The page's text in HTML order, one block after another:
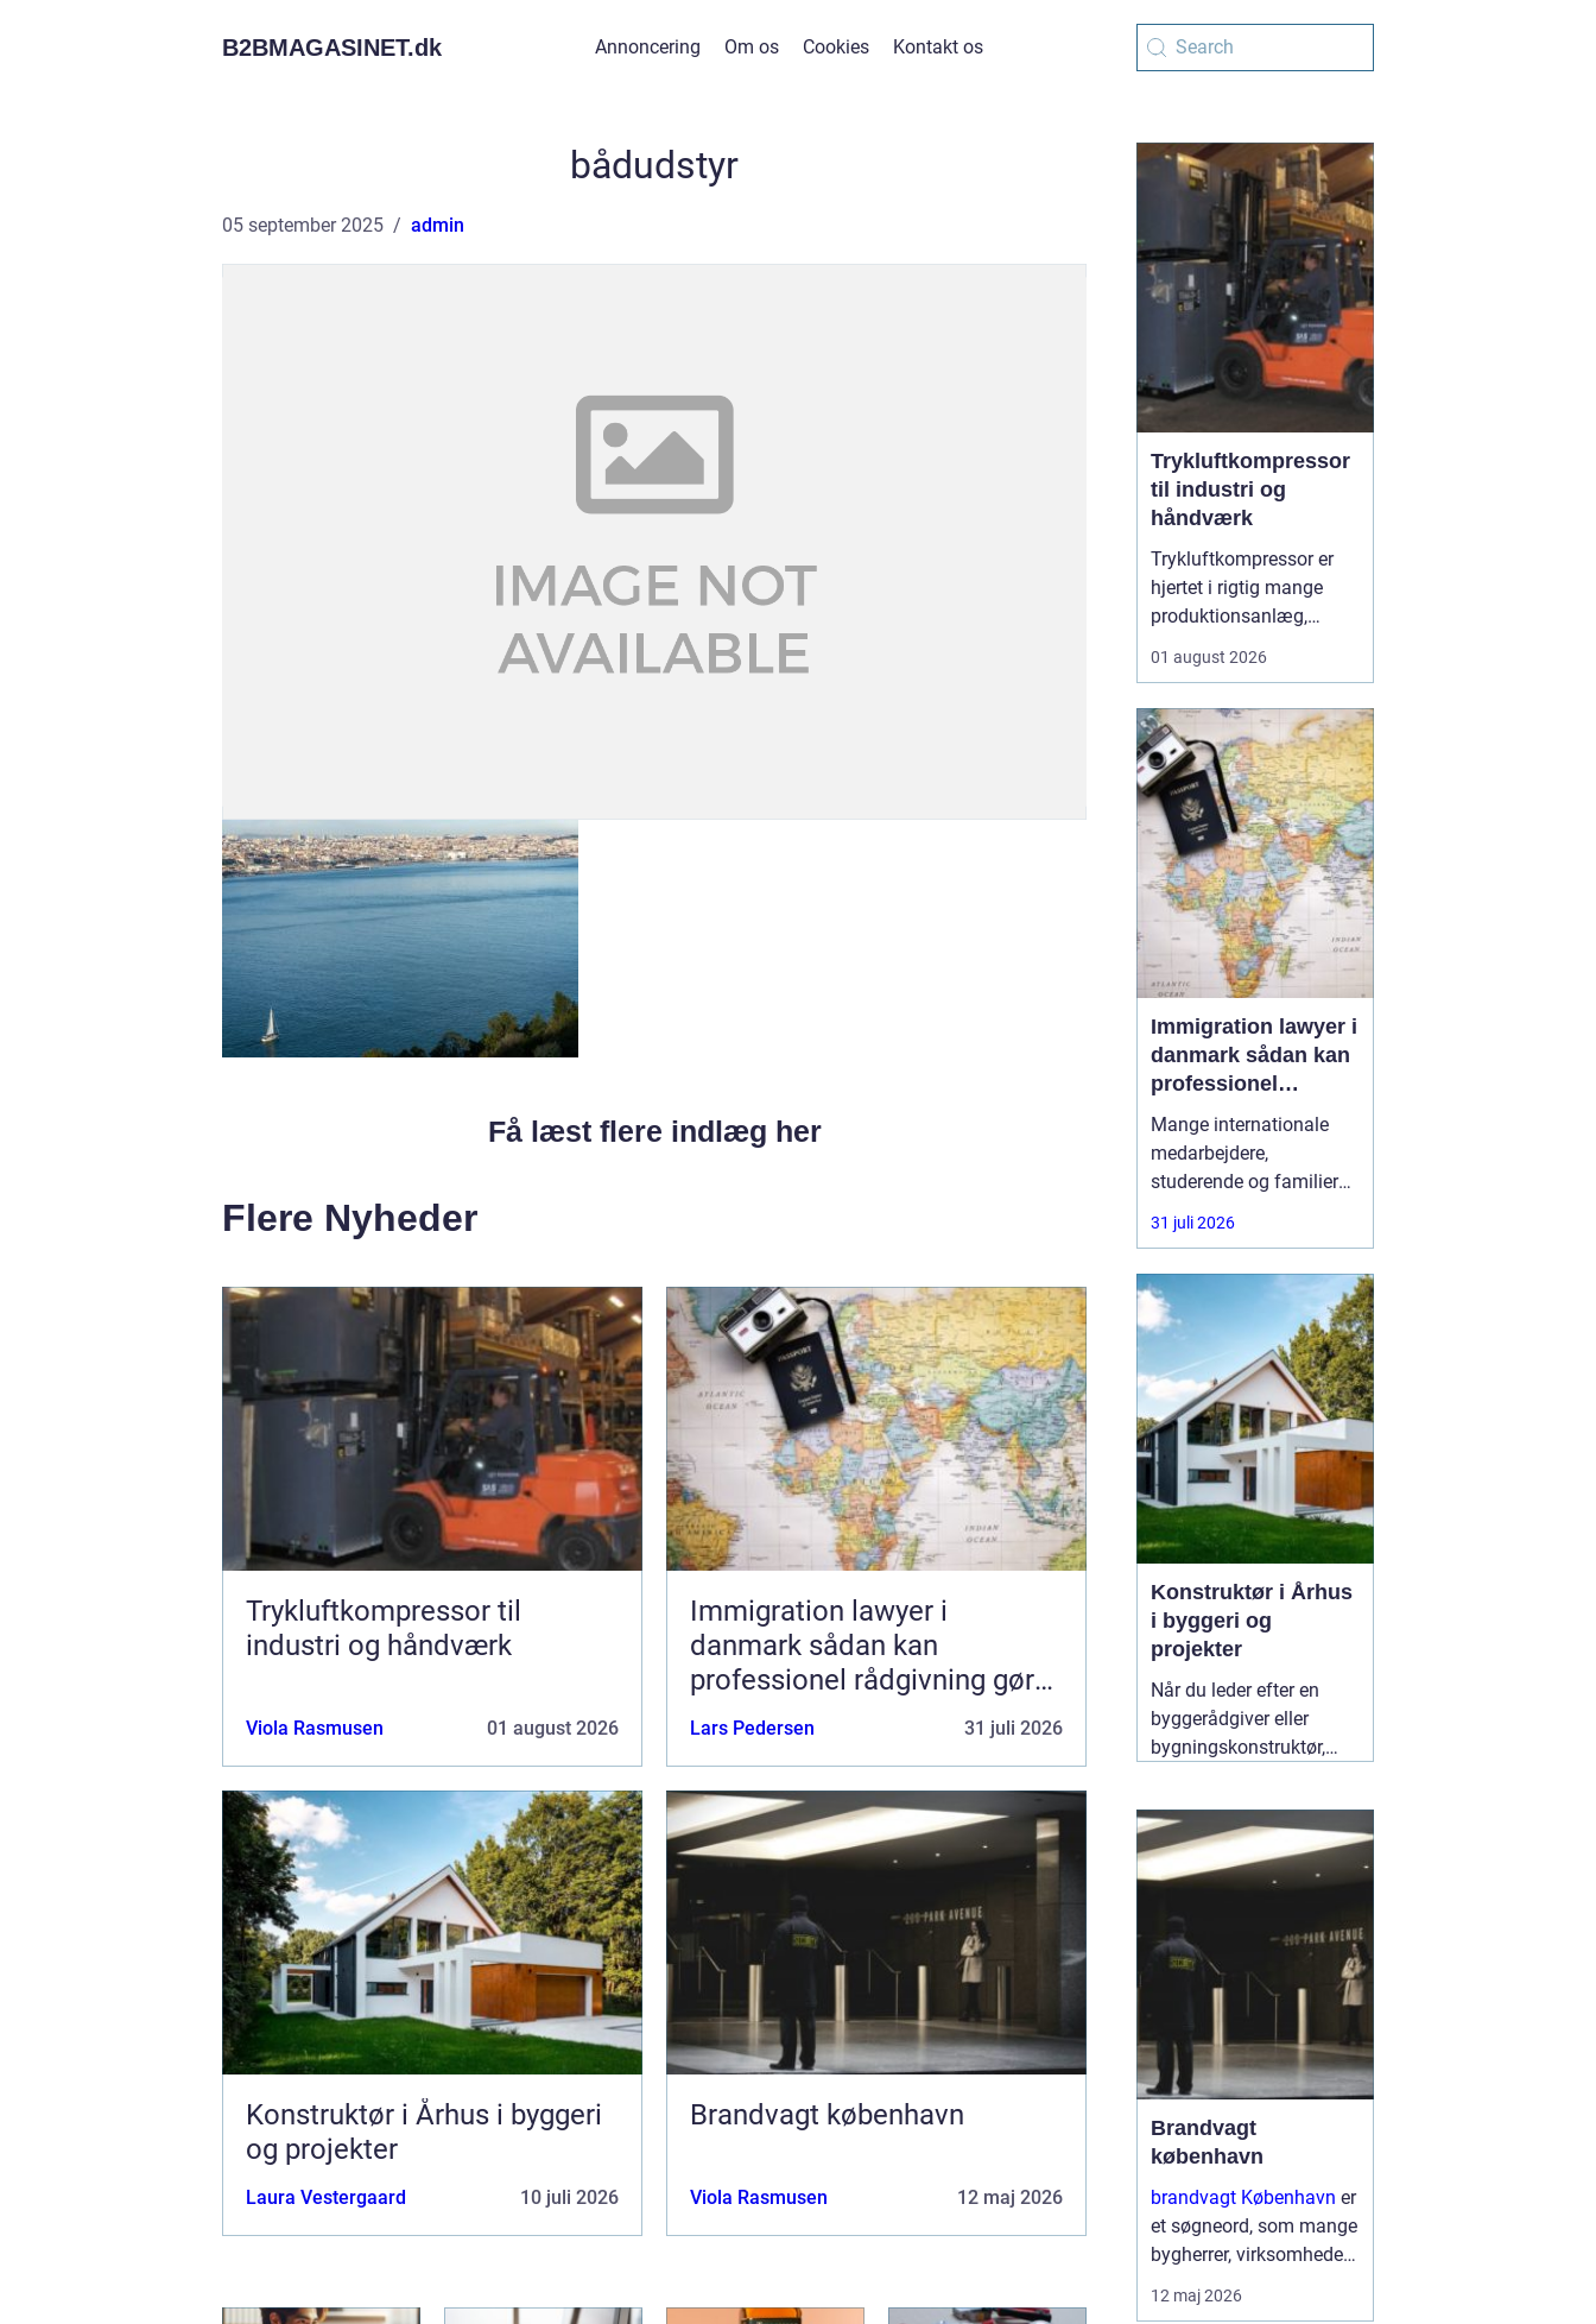
B2BMAGASINET.dk Annoncering Om os Cookies Kontakt os
bådudstyr
05 september 2025 admin
Få læst flere indlæg her
Flere Nyheder
Trykluftkompressor til
industri og håndværk
Viola Rasmusen 01 august 2026
Immigration lawyer i
danmark sådan kan
professionel rådgivning gøre
en forskel
Lars Pedersen 31 juli 2026
Konstruktør i Århus i byggeri
og projekter
Laura Vestergaard 10 juli 2026
Brandvagt københavn
Viola Rasmusen 12 maj 2026
Trykluftkompressor
til industri og
håndværk
Trykluftkompressor er
hjertet i rigtig mange
produktionsanlæg,
håndværksvirksomheder,
lige så vigtig som strøm
i kontakten. En moderne
løsning kan drive alt fra
enkle håndværktøjer til
avancerede
produktionsli...
01 august 2026
Immigration lawyer i
danmark sådan kan
professionel
rådgivning gøre en
forskel
Mange internationale
medarbejdere,
studerende og familier
oplever, at vejen til
opholdstilladelse i
end enkel. Reglerne
ændrer sig ofte, og fejl i
ansøgningen kan føre til
lange ventetider eller
direkte afslag. Her kan
en
31 juli 2026
Konstruktør i Århus
i byggeri og
projekter
Når du leder efter en
byggerådgiver eller
bygningskonstruktør,
tryghed,
gennemsigtighed og en
løsning, der både holder
økonomisk og
byggeteknisk. Søger du
en god "
10 juli 2026
Brandvagt
københavn
brandvagt København er
et søgneord, som mange
bygherrer, virksomheder
og arrangører søger på,
når de skal sikre arbejde
12 maj 2026